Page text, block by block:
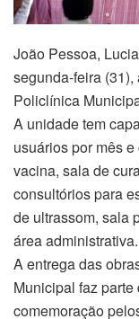
João Pessoa,
segunda-feira
Policlínica
A unidade tem
usuários por mês
vacina, sala de
consultórios para
de ultrassom, sala
área administrativa.
A entrega das
Municipal faz
comemoração